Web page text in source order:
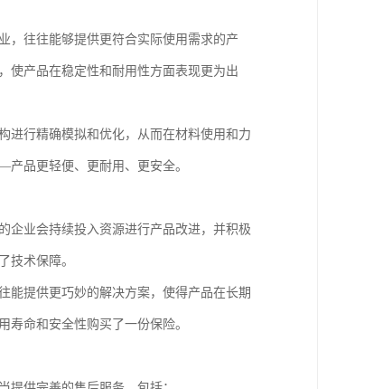
，往往能够提供更符合实际使用需求的产
使产品在稳定性和耐用性方面表现更为出
进行精确模拟和优化，从而在材料使用和力
品更轻便、更耐用、更安全。
企业会持续投入资源进行产品改进，并积极
技术保障。
能提供更巧妙的解决方案，使得产品在长期
命和安全性购买了一份保险。